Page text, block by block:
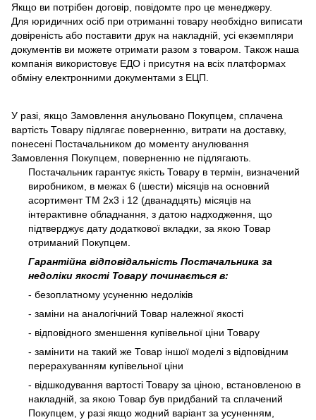
Якщо ви потрібен договір, повідомте про це менеджеру.
Для юридичних осіб при отриманні товару необхідно виписати
довіреність або поставити друк на накладній, усі екземпляри
документів ви можете отримати разом з товаром. Також наша
компанія використовує ЕДО і присутня на всіх платформах
обміну електронними документами з ЕЦП.
У разі, якщо Замовлення анульовано Покупцем, сплачена
вартість Товару підлягає поверненню, витрати на доставку,
понесені Постачальником до моменту анулювання
Замовлення Покупцем, поверненню не підлягають.
Постачальник гарантує якість Товару в термін, визначений
виробником, в межах 6 (шести) місяців на основний
асортимент ТМ 2х3 і 12 (дванадцять) місяців на
інтерактивне обладнання, з датою надходження, що
підтверджує дату додаткової вкладки, за якою Товар
отриманий Покупцем.
Гарантійна відповідальність Постачальника за
недоліки якості Товару починається в:
- безоплатному усуненню недоліків
- заміни на аналогічний Товар належної якості
- відповідного зменшення купівельної ціни Товару
- замінити на такий же Товар іншої моделі з відповідним
перерахуванням купівельної ціни
- відшкодування вартості Товару за ціною, встановленою в
накладній, за якою Товар був придбаний та сплачений
Покупцем, у разі якщо жодний варіант за усуненням,